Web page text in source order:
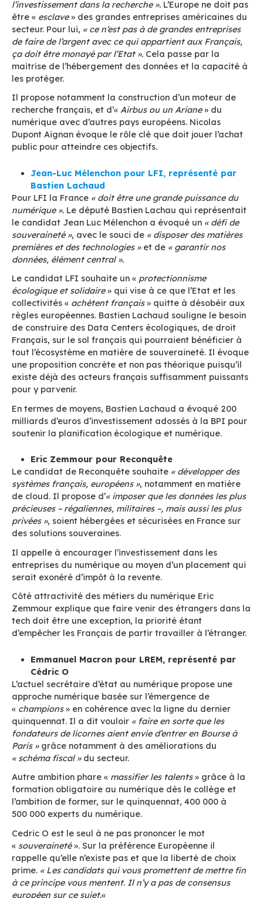
La candidate des Républicains propose de «
brique par brique un cloud souverain français
en partenariat avec les entreprises ».Valérie
souhaite que l’administration utilise 50 % de
français et européens « à terme».
Elle propose la création d’un haut conseil à la
souveraineté numérique «pour protéger les
françaises susceptibles de se faire racheter par
entreprise étrangère », sans en préciser les
d’action. En parallèle, l’actuelle Présidente de
Ile de France appelle à la création de «fonds
d’investissements français
entreprises stratégiques».
Ses deux autres principales volontés : la
données des Français et le développement des
compétences en cybersécurité.
Yannick Jadot, candidat Les Verts /
Pour Yannick Jadot le numérique a d’abord
responsabilité sociale et environnementale. Il
la responsabilisation des entreprises qui
le numérique avec l’ensemble de ses
(conditions de travail, impact
etc.). Il souhaite «réconcilier notre capacité
avec l’intérêt général
En matière de souveraineté le candidat des
propose de changer d’approche sur les
et d’arrêter leur ouverture par défaut pour
acteurs Européens.
Il propose également l’adoption d’un RGPD2
«garantir la portabilité des données» avec un
de «portefeuille» où ce serait aux grandes
de demander l’autorisation d’accès. A noter
mesure de portabilité est déjà prévue à
RGPDactuel.
Nicolas Dupont-Aignan pour Debout la
Le candidat de Debout la France explique que
objectif premier est l’égal accès des Français
En matière de souveraineté il propose de
le numérique en passant par les achats publics
l’investissement dans la recherche ».L’Europe
être «esclave » des grandes entreprises
secteur. Pour lui,« ce n’est pas à de grandes
de faire de l’argent avec ce qui appartient aux
ça doit être monayé par l’Etat ».
maitrise de l’hébergement des données et la
les protéger.
Il propose notamment la construction d’un
recherche français, et d’«Airbus ou un Ariane
numérique avec d’autres pays européens.
Dupont Aignan évoque le rôle clé que doit
public pour atteindre ces objectifs.